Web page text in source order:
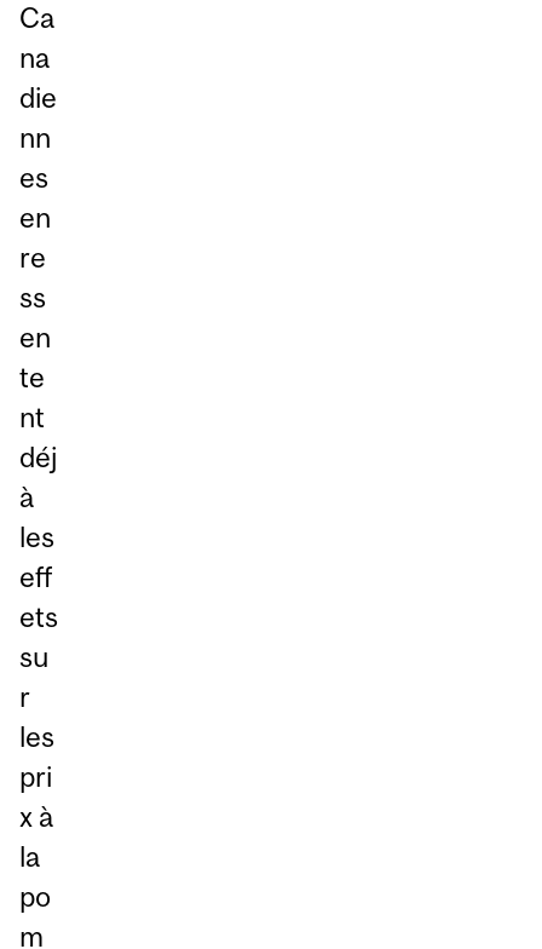
Ca
na
die
nn
es
en
re
ss
en
te
nt
déj
à
les
eff
ets
su
r
les
pri
x à
la
po
m